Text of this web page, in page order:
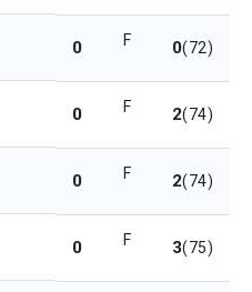
0 F 0(72)
0 F 2(74)
0 F 2(74)
0 F 3(75)